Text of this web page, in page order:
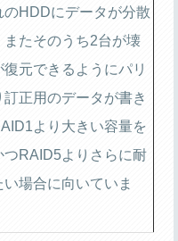
のHDDにデータが分散
またそのうち2台が壊
元できるようにパリ
正用のデータが書き
より大きい容量を
つRAID5よりさらに耐
場合に向いていま